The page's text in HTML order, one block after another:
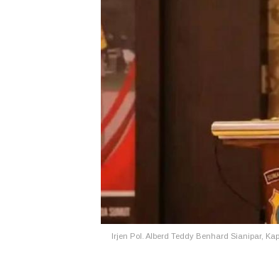
Irjen Pol. Alberd Teddy Benhard Sianipar,